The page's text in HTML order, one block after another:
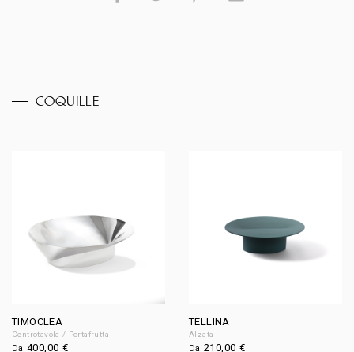
COQUILLE
TIMOCLEA
Centrotavola / Portafrutta
Da400,00 €
TELLINA
Alzata
Da210,00 €